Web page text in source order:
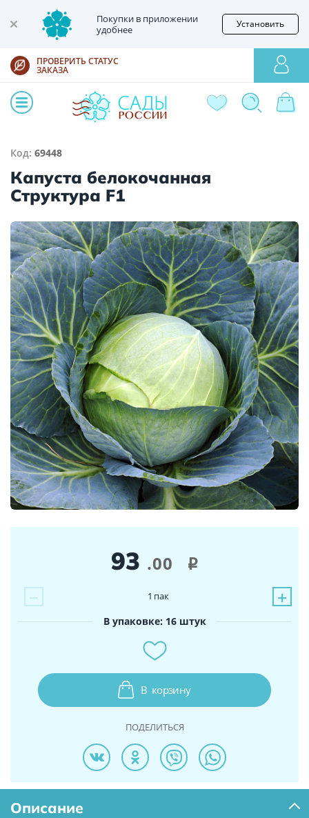
Покупки в приложении
удобнее
Установить
ПРОВЕРИТЬ СТАТУС
ЗАКАЗА
Код: 69448
Капуста белокочанная
Структура F1
93 .00 i
− +
1 пак
В упаковке: 16 штук
В корзину
ПОДЕЛИТЬСЯ
Описание